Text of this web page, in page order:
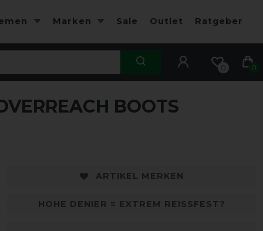
Marken Sale Outlet Ratgeber
0 0
BOOTS
ARTIKEL MERKEN
HOHE DENIER = EXTREM REISSFEST?